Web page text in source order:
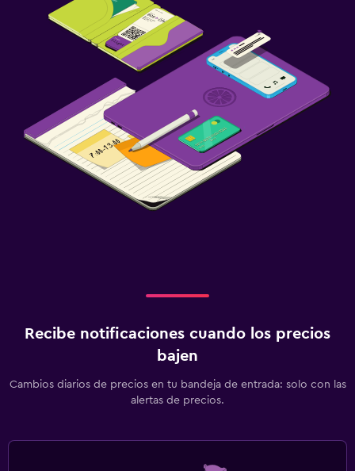
Recibe notificaciones cuando los precios
bajen
Cambios diarios de precios en tu bandeja de entrada: solo con las
alertas de precios.